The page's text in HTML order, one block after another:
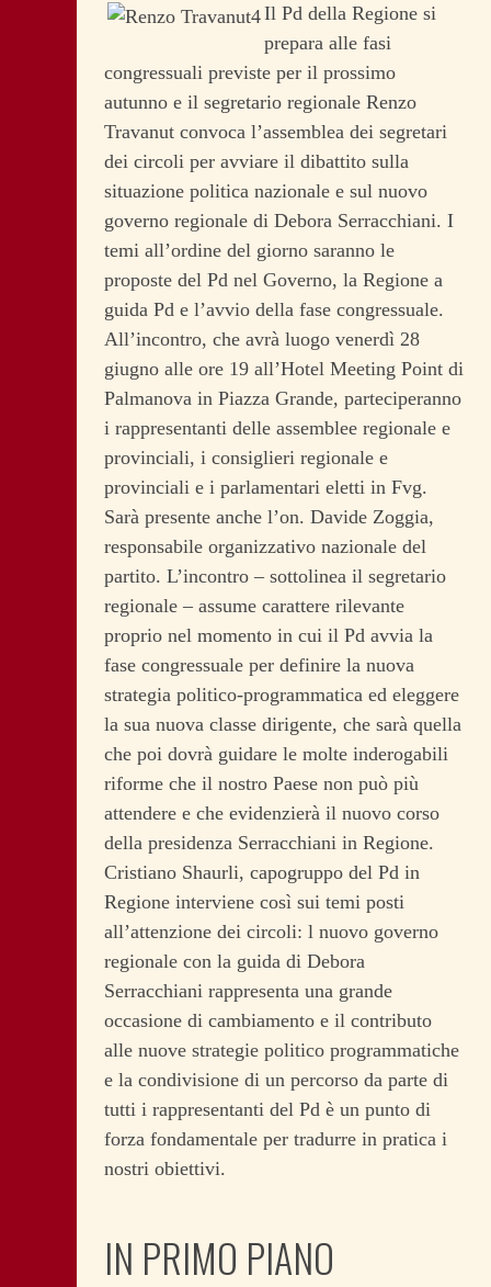
Il Pd della Regione si
prepara alle fasi
congressuali previste per il prossimo
autunno e il segretario regionale Renzo
Travanut convoca l’assemblea dei segretari
dei circoli per avviare il dibattito sulla
situazione politica nazionale e sul nuovo
governo regionale di Debora Serracchiani. I
temi all’ordine del giorno saranno le
proposte del Pd nel Governo, la Regione a
guida Pd e l’avvio della fase congressuale.
All’incontro, che avrà luogo venerdì 28
giugno alle ore 19 all’Hotel Meeting Point di
Palmanova in Piazza Grande, parteciperanno
i rappresentanti delle assemblee regionale e
provinciali, i consiglieri regionale e
provinciali e i parlamentari eletti in Fvg.
Sarà presente anche l’on. Davide Zoggia,
responsabile organizzativo nazionale del
partito. L’incontro – sottolinea il segretario
regionale – assume carattere rilevante
proprio nel momento in cui il Pd avvia la
fase congressuale per definire la nuova
strategia politico-programmatica ed eleggere
la sua nuova classe dirigente, che sarà quella
che poi dovrà guidare le molte inderogabili
riforme che il nostro Paese non può più
attendere e che evidenzierà il nuovo corso
della presidenza Serracchiani in Regione.
Cristiano Shaurli, capogruppo del Pd in
Regione interviene così sui temi posti
all’attenzione dei circoli: l nuovo governo
regionale con la guida di Debora
Serracchiani rappresenta una grande
occasione di cambiamento e il contributo
alle nuove strategie politico programmatiche
e la condivisione di un percorso da parte di
tutti i rappresentanti del Pd è un punto di
forza fondamentale per tradurre in pratica i
nostri obiettivi.
IN PRIMO PIANO